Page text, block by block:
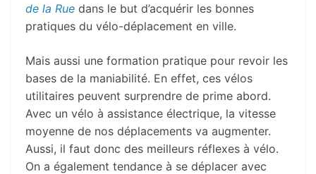
de la Rue dans le but d’acquérir les bonnes
pratiques du vélo-déplacement en ville.
Mais aussi une formation pratique pour revoir les
bases de la maniabilité. En effet, ces vélos
utilitaires peuvent surprendre de prime abord.
Avec un vélo à assistance électrique, la vitesse
moyenne de nos déplacements va augmenter.
Aussi, il faut donc des meilleurs réflexes à vélo.
On a également tendance à se déplacer avec